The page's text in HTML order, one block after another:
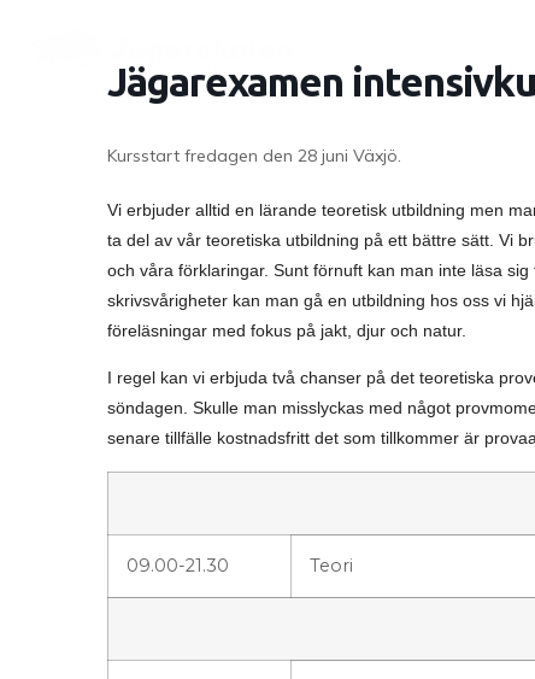
Jägarexamen
Kursstart fredagen den 28 juni Växjö.
Vi erbjuder alltid en lärande teoretisk utbildning men
ta del av vår teoretiska utbildning på ett bättre sätt. Vi
och våra förklaringar. Sunt förnuft kan man inte läsa
skrivsvårigheter kan man gå en utbildning hos oss vi
föreläsningar med fokus på jakt, djur och natur.
I regel kan vi erbjuda två chanser på det teoretiska
söndagen. Skulle man misslyckas med något
senare tillfälle kostnadsfritt det som tillkommer är
09.00-21.30 Teori